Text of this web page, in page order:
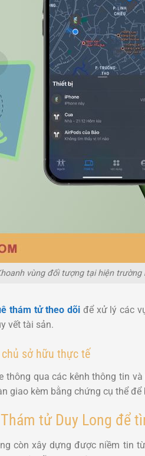
vùng đối tượng tại hiện trường
thám tử theo dõi để xử lý các
vết tài sản.
sở hữu thực tế
thông qua các kênh thông tin
giao kèm bằng chứng cụ thể để
tử Duy Long để
còn xây dựng được niềm tin